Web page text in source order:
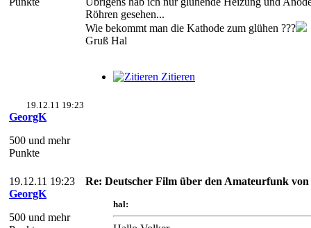
Röhren gesehen...
Wie bekommt man die Kathode zum glühen ???
Gruß Hal
Zitieren
19.12.11 19:23
GeorgK
500 und mehr
Punkte
19.12.11 19:23
GeorgK
500 und mehr
Re: Deutscher Film über den Amateurfunk von
hal: